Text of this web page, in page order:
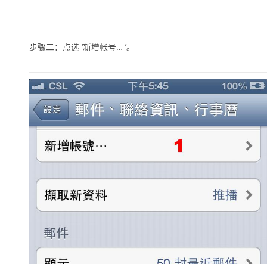
步骤二：点选 ‘新增帐号… ’。